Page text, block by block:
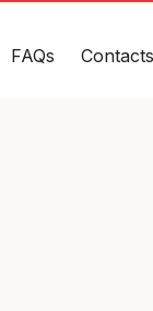
FAQs Contacts